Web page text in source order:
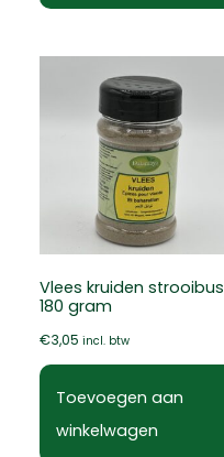
Vlees kruiden strooibus
180 gram
€3,05 incl. btw
Toevoegen aan
winkelwagen